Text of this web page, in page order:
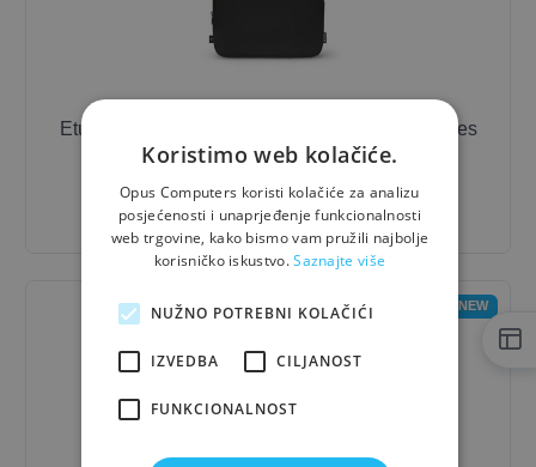
Etui za laptop Dicota Sleeve ONE 13-13.3 inches
14,70 €
NEW
Koristimo web kolačiće.
Opus Computers koristi kolačiće za analizu
posjećenosti i unaprjeđenje funkcionalnosti
web trgovine, kako bismo vam pružili najbolje
korisničko iskustvo.Saznajte više
NUŽNO POTREBNI KOLAČIĆI
IZVEDBA CILJANOST
FUNKCIONALNOST